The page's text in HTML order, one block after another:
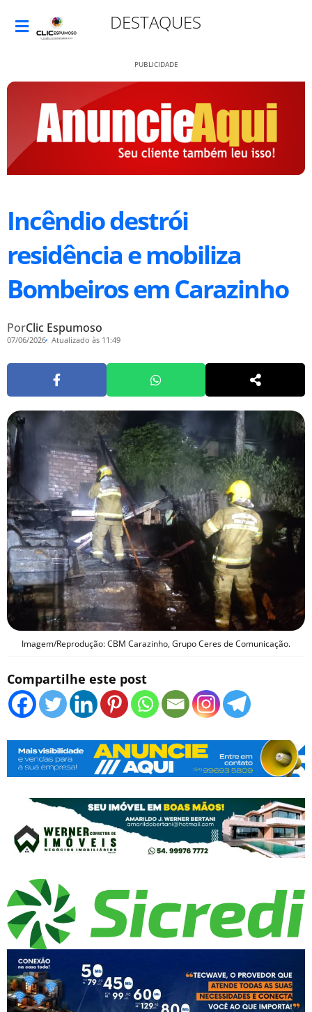
DESTAQUES
PUBLICIDADE
Incêndio destrói
residência e mobiliza
Bombeiros em Carazinho
PorClic Espumoso
07/06/2026 Atualizado às 11:49
Imagem/Reprodução: CBM Carazinho, Grupo Ceres de Comunicação.
Compartilhe este post